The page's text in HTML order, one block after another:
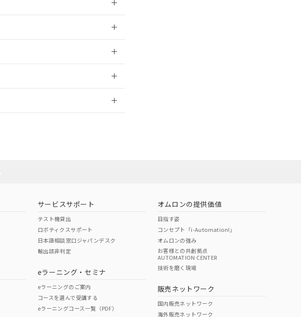
O O
サービスサポート
テスト機貸出
ロボティクスサポート
日本語相談窓口ジャパンデスク
輸出該非判定
eラーニング・セミナ
eラーニングのご案内
コースを選んで受講する
eラーニングコース一覧（PDF）
オムロンの提供価値
目指す姿
コンセプト「i-Automation!」
オムロンの強み
お客様との共創拠点
AUTOMATION CENTER
技術を磨く現場
販売ネットワーク
国内販売ネットワーク
海外販売ネットワーク